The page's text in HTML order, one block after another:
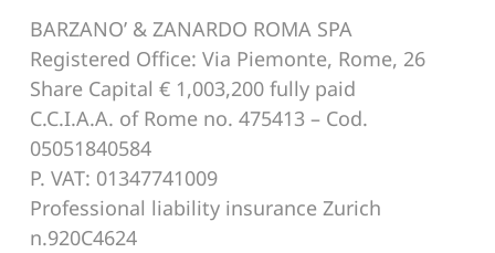
BARZANO’ & ZANARDO ROMA SPA
Registered Office: Via Piemonte, Rome, 26
Share Capital € 1,003,200 fully paid
C.C.I.A.A. of Rome no. 475413 – Cod.
05051840584
P. VAT: 01347741009
Professional liability insurance Zurich
n.920C4624